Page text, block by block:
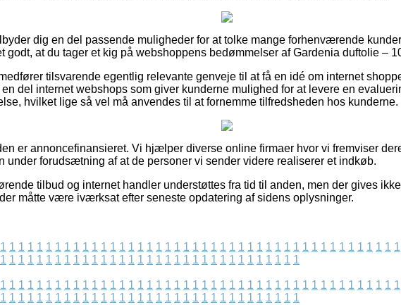
dig en del passende muligheder for at tolke mange forhenværende
godt, at du tager et kig på webshoppens bedømmelser af Gardenia duftolie –
tilsvarende egentlig relevante genveje til at få en idé om internet
en del internet webshops som giver kunderne mulighed for at levere en
hvilket lige så vel må anvendes til at fornemme tilfredsheden hos kunderne.
er annoncefinansieret. Vi hjælper diverse online firmaer hvor vi fremviser
under forudsætning af at de personer vi sender videre realiserer et indkøb.
tilbud og internet handler understøttes fra tid til anden, men der gives
måtte være iværksat efter seneste opdatering af sidens oplysninger.
1 1 1 1 1 1 1 1 1 1 1 1 1 1 1 1 1 1 1 1 1 1 1 1 1 1 1 1 1 1 1 1 1 1 1 1 1 1 1 1 1 1 1 1
1 1 1 1 1 1 1 1 1 1 1 1 1 1 1 1 1 1 1 1 1 1 1 1 1 1 1 1 1 1 1 1 1
1 1 1 1 1 1 1 1 1 1 1 1 1 1 1 1 1 1 1 1 1 1 1 1 1 1 1 1 1 1 1 1 1 1 1 1 1 1 1 1 1 1 1 1
1 1 1 1 1 1 1 1 1 1 1 1 1 1 1 1 1 1 1 1 1 1 1 1 1 1 1 1 1 1 1 1 1